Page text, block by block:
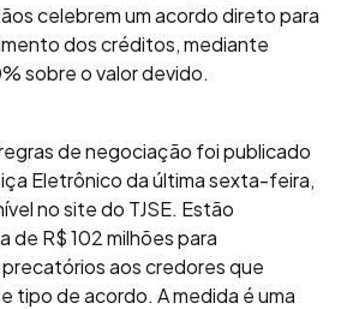
celebrem um acordo direto para
dos créditos, mediante
sobre o valor devido.
de negociação foi publicado
Eletrônico da última sexta-feira,
no site do TJSE. Estão
de R$ 102 milhões para
aos credores que
tipo de acordo. A medida é uma